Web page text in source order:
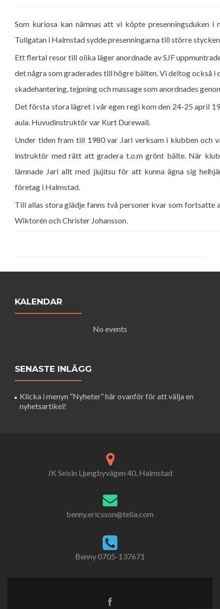
Som kuriosa kan nämnas att vi köpte presenningsduken i
Tullgatan i Halmstad sydde presenningarna till större
Ett flertal resor till olika läger anordnade av SJF
det några som graderades till högre bälten. Vi deltog också
skadehantering, tejpning och massage som anordnades
Det första stora lägret i vår egen regi kom den 24-25 april
aula. Huvudinstruktör var Kurt Durewall.
Under tiden fram till 1980 var Jarl verksam i klubben och
instruktör med rätt att gradera t.o.m grönt bälte. När
lämnade Jarl allt med jiujitsu för att kunna ägna sig
företag i Halmstad.
Till allas stora glädje fanns två personer kvar som
Wiktorén och Christer Johansson.
KALENDAR
No events
SENASTE INLÄGG
Klicka i menyn ”Nyheter” här ovanför för att välja en
nyhetsartikel!
JK Seisin Ljungbyvägen 40, Halmstad
benny.ericsson@telia.com
Benny 0705-137671